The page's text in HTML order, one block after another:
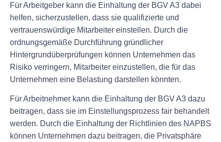
Für Arbeitgeber kann die Einhaltung der BGV A3 dabei
helfen, sicherzustellen, dass sie qualifizierte und
vertrauenswürdige Mitarbeiter einstellen. Durch die
ordnungsgemäße Durchführung gründlicher
Hintergrundüberprüfungen können Unternehmen das
Risiko verringern, Mitarbeiter einzustellen, die für das
Unternehmen eine Belastung darstellen könnten.
Für Arbeitnehmer kann die Einhaltung der BGV A3 dazu
beitragen, dass sie im Einstellungsprozess fair behandelt
werden. Durch die Einhaltung der Richtlinien des NAPBS
können Unternehmen dazu beitragen, die Privatsphäre